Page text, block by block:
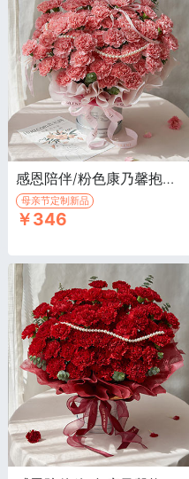
感恩陪伴/粉色康乃馨抱抱桶·粉色康乃馨66枝，尤加利叶10枝
母亲节定制新品
￥346